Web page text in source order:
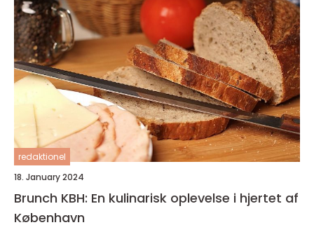
redaktionel
18. January 2024
Brunch KBH: En kulinarisk oplevelse i hjertet af
København